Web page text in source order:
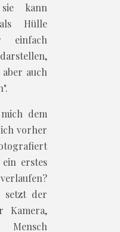
kann
Hülle
einfach
auch
dem
vorher
erstes
setzt der
Kamera,